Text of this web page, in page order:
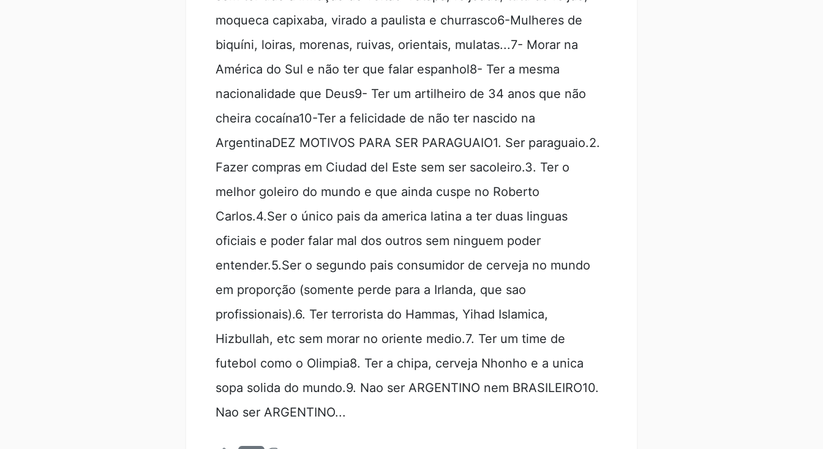
moqueca capixaba, virado a paulista e churrasco6-Mulheres de
biquíni, loiras, morenas, ruivas, orientais, mulatas...7- Morar na
América do Sul e não ter que falar espanhol8- Ter a mesma
nacionalidade que Deus9- Ter um artilheiro de 34 anos que não
cheira cocaína10-Ter a felicidade de não ter nascido na
ArgentinaDEZ MOTIVOS PARA SER PARAGUAIO1. Ser paraguaio.2.
Fazer compras em Ciudad del Este sem ser sacoleiro.3. Ter o
melhor goleiro do mundo e que ainda cuspe no Roberto
Carlos.4.Ser o único pais da america latina a ter duas linguas
oficiais e poder falar mal dos outros sem ninguem poder
entender.5.Ser o segundo pais consumidor de cerveja no mundo
em proporção (somente perde para a Irlanda, que sao
profissionais).6. Ter terrorista do Hammas, Yihad Islamica,
Hizbullah, etc sem morar no oriente medio.7. Ter um time de
futebol como o Olimpia8. Ter a chipa, cerveja Nhonho e a unica
sopa solida do mundo.9. Nao ser ARGENTINO nem BRASILEIRO10.
Nao ser ARGENTINO...